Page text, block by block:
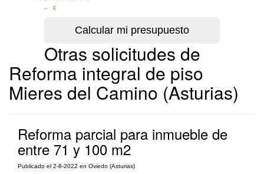
– €
Otras solicitudes de
Reforma integral de piso
Mieres del Camino (Asturias)
Reforma parcial para inmueble de
entre 71 y 100 m2
Publicado el 2-8-2022 en Oviedo (Asturias)